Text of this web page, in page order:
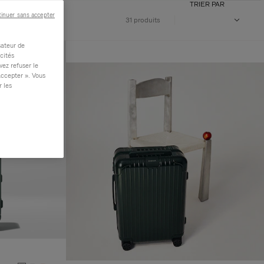
31 produits
TRIER PAR
de
refuser le
». Vous
les
sans accepter